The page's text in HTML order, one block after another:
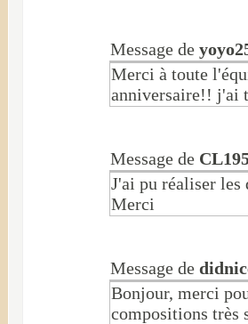
Message de
Merci à toute
anniversaire!! j'ai
Message de
J'ai pu réaliser les
Merci
Message de
Bonjour, merci
compositions très